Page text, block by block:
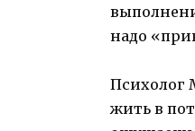
надо
Психолог
жить в